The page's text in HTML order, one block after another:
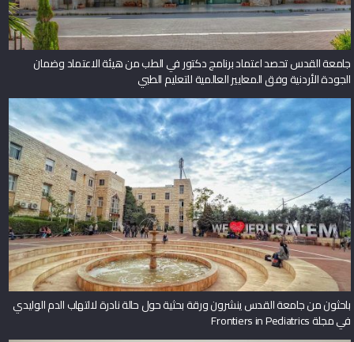
جامعة القدس تحصد اعتماد برنامج دكتور في الطب من هيئة الاعتماد وضمان
الجودة الأردنية وفق المعايير العالمية للتعليم الطبي
باحثون من جامعة القدس ينشرون ورقة بحثية حول حالة نادرة لالتهاب الدم الوليدي
في مجلة Frontiers in Pediatrics